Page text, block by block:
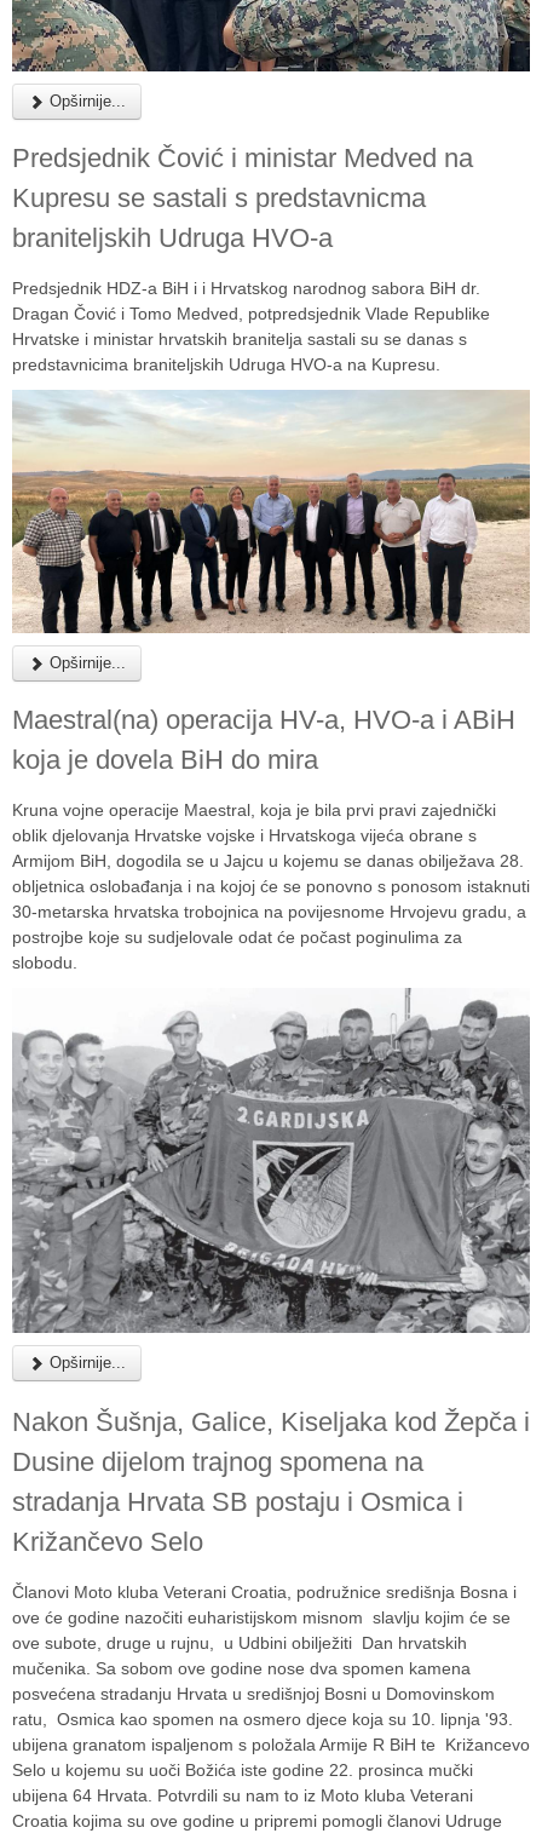
Opširnije...
Predsjednik Čović i ministar Medved na
Kupresu se sastali s predstavnicma
braniteljskih Udruga HVO-a
Predsjednik HDZ-a BiH i i Hrvatskog narodnog sabora BiH dr.
Dragan Čović i Tomo Medved, potpredsjednik Vlade Republike
Hrvatske i ministar hrvatskih branitelja sastali su se danas s
predstavnicima braniteljskih Udruga HVO-a na Kupresu.
Opširnije...
Maestral(na) operacija HV-a, HVO-a i ABiH
koja je dovela BiH do mira
Kruna vojne operacije Maestral, koja je bila prvi pravi zajednički
oblik djelovanja Hrvatske vojske i Hrvatskoga vijeća obrane s
Armijom BiH, dogodila se u Jajcu u kojemu se danas obilježava 28.
obljetnica oslobađanja i na kojoj će se ponovno s ponosom istaknuti
30-metarska hrvatska trobojnica na povijesnome Hrvojevu gradu, a
postrojbe koje su sudjelovale odat će počast poginulima za
slobodu.
Opširnije...
Nakon Šušnja, Galice, Kiseljaka kod Žepča i
Dusine dijelom trajnog spomena na
stradanja Hrvata SB postaju i Osmica i
Križančevo Selo
Članovi Moto kluba Veterani Croatia, podružnice središnja Bosna i
ove će godine nazočiti euharistijskom misnom slavlju kojim će se
ove subote, druge u rujnu, u Udbini obilježiti Dan hrvatskih
mučenika. Sa sobom ove godine nose dva spomen kamena
posvećena stradanju Hrvata u središnjoj Bosni u Domovinskom
ratu, Osmica kao spomen na osmero djece koja su 10. lipnja '93.
ubijena granatom ispaljenom s položala Armije R BiH te Križancevo
Selo u kojemu su uoči Božića iste godine 22. prosinca mučki
ubijena 64 Hrvata. Potvrdili su nam to iz Moto kluba Veterani
Croatia kojima su ove godine u pripremi pomogli članovi Udruge